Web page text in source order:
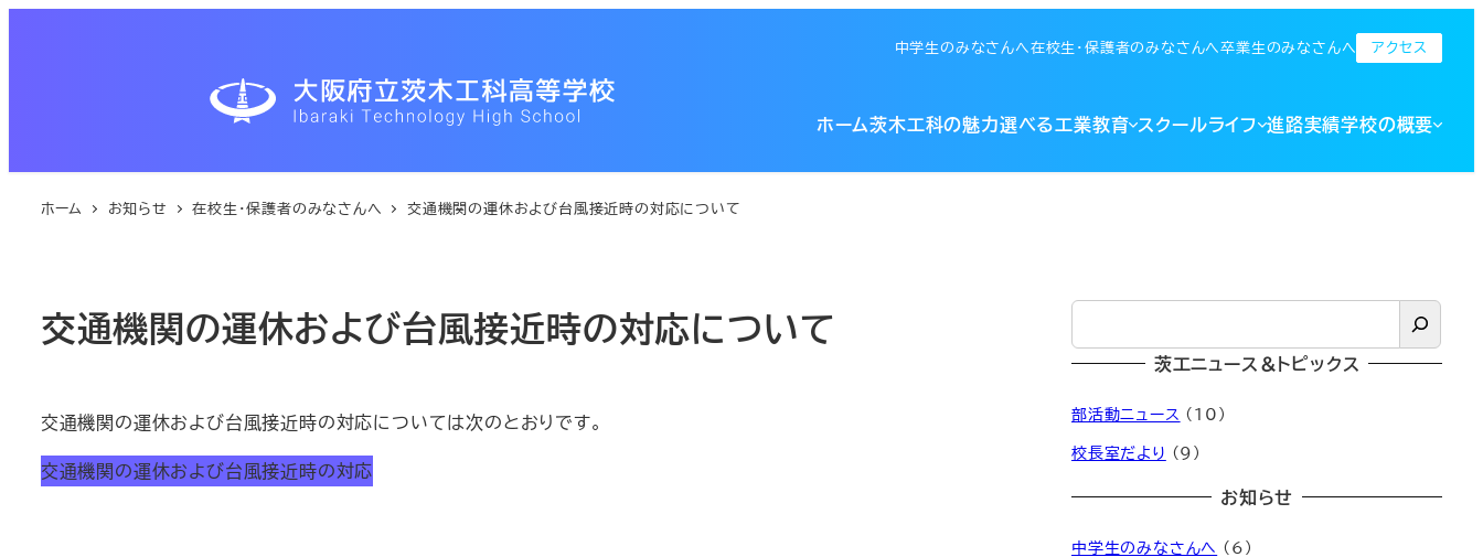
テ
中学生のみなさんへ在校生・保護者のみなさんへ卒業生のみなさんへ アクセス
ホーム茨木工科の魅力選べる工業教育 スクールライフ 進路実績学校の概要
ホーム お知らせ 在校生・保護者のみなさんへ 交通機関の運休および台風接近時の対応について
交通機関の運休および台風接近時の対応について
交通機関の運休および台風接近時の対応については次のとおりです。
交通機関の運休および台風接近時の対応
茨工ニュース＆トピックス
部活動ニュース (10)
校長室だより (9)
お知らせ
中学生のみなさんへ (6)